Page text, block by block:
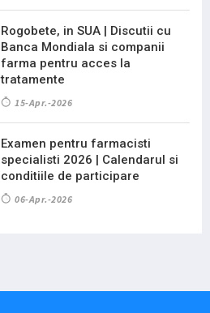
Rogobete, in SUA | Discutii cu
Banca Mondiala si companii
farma pentru acces la
tratamente
15-Apr.-2026
Examen pentru farmacisti
specialisti 2026 | Calendarul si
conditiile de participare
06-Apr.-2026